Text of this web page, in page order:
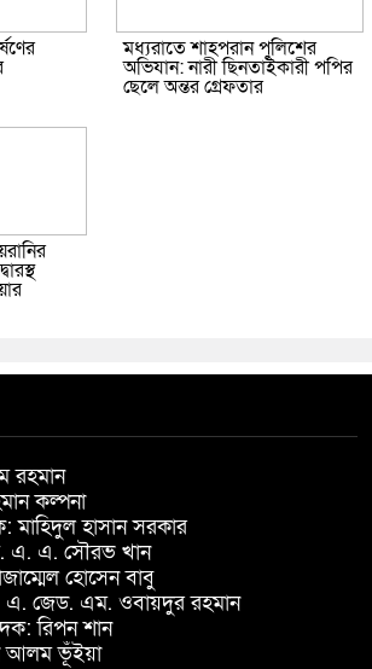
মধ্যরাতে শাহপরান পুলিশের
অভিযান: নারী ছিনতাইকারী পপির
ছেলে অন্তর গ্রেফতার
রহমান
কল্পনা
মাহিদুল হাসান সরকার
এ. এ. সৌরভ খান
হোসেন বাবু
এ. জেড. এম. ওবায়দুর রহমান
রিপন শান
আলম ভূঁইয়া